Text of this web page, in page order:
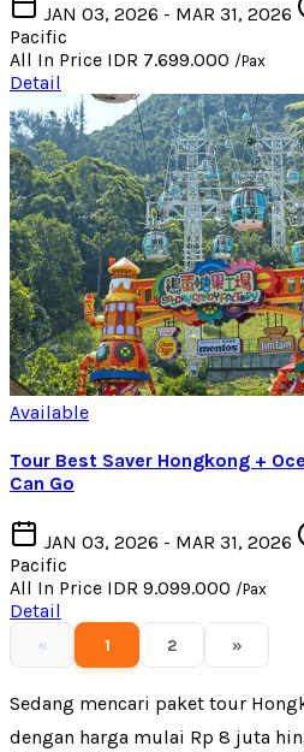
JAN 03, 2026 - MAR 31, 2026
Pacific
All In Price IDR 7.699.000 /Pax
Detail
Available
Tour Best Saver Hongkong +
Can Go
JAN 03, 2026 - MAR 31, 2026
Pacific
All In Price IDR 9.099.000 /Pax
Detail
« 1 2 »
Sedang mencari paket tour
dengan harga mulai Rp 8 juta